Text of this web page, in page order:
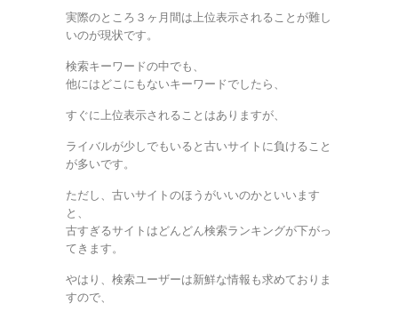
実際のところ３ヶ月間は上位表示されることが難し
いのが現状です。
検索キーワードの中でも、
他にはどこにもないキーワードでしたら、
すぐに上位表示されることはありますが、
ライバルが少しでもいると古いサイトに負けること
が多いです。
ただし、古いサイトのほうがいいのかといいます
と、
古すぎるサイトはどんどん検索ランキングが下がっ
てきます。
やはり、検索ユーザーは新鮮な情報も求めておりま
すので、